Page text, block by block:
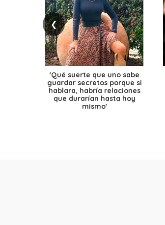
❮
'Qué suerte que uno sabe
guardar secretos porque si
hablara, habría relaciones
que durarían hasta hoy
mismo'